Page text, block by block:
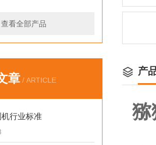
查看全部产品
章 / ARTICLE
行业标准
产
猕